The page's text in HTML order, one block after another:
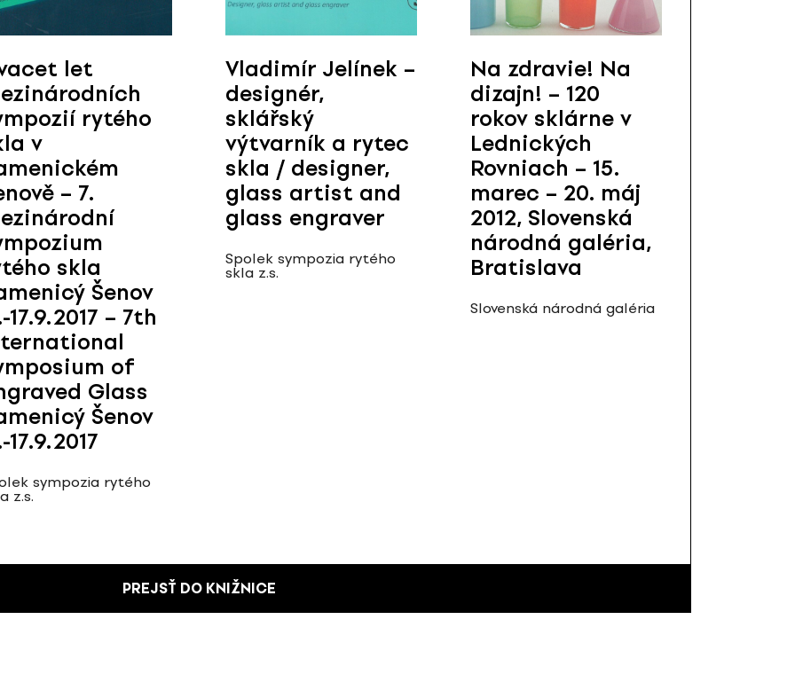
let
rytého
v
– 7.
skla
Šenov
17.9.2017 – 7th
of
Glass
Šenov
17.9.2017
sympozia rytého
z.s.
Vladimír Jelínek –
designér,
sklářský
výtvarník a rytec
skla / designer,
glass artist and
glass engraver
Spolek sympozia rytého
skla z.s.
Na zdravie! Na
dizajn! – 120
rokov sklárne v
Lednických
Rovniach – 15.
marec – 20. máj
2012, Slovenská
národná galéria,
Bratislava
Slovenská národná galéria
PREJSŤ DO KNIŽNICE